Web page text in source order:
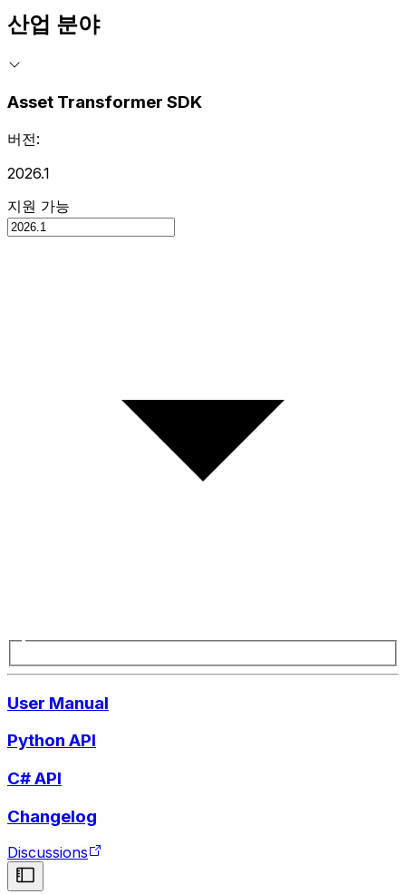
산업 분야
Asset Transformer SDK
버전:
2026.1
지원 가능
User Manual
Python API
C# API
Changelog
Discussions